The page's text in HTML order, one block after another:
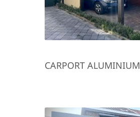
CARPORT ALUMINIUM